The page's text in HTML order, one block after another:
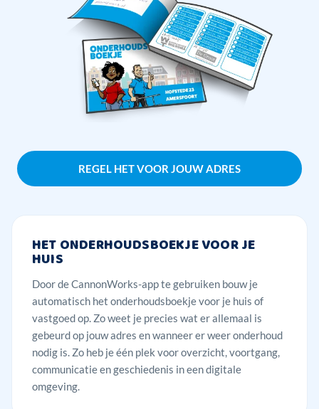
REGEL HET VOOR JOUW ADRES
HET ONDERHOUDSBOEKJE VOOR JE
HUIS
Door de CannonWorks-app te gebruiken bouw je
automatisch het onderhoudsboekje voor je huis of
vastgoed op. Zo weet je precies wat er allemaal is
gebeurd op jouw adres en wanneer er weer onderhoud
nodig is. Zo heb je één plek voor overzicht, voortgang,
communicatie en geschiedenis in een digitale
omgeving.